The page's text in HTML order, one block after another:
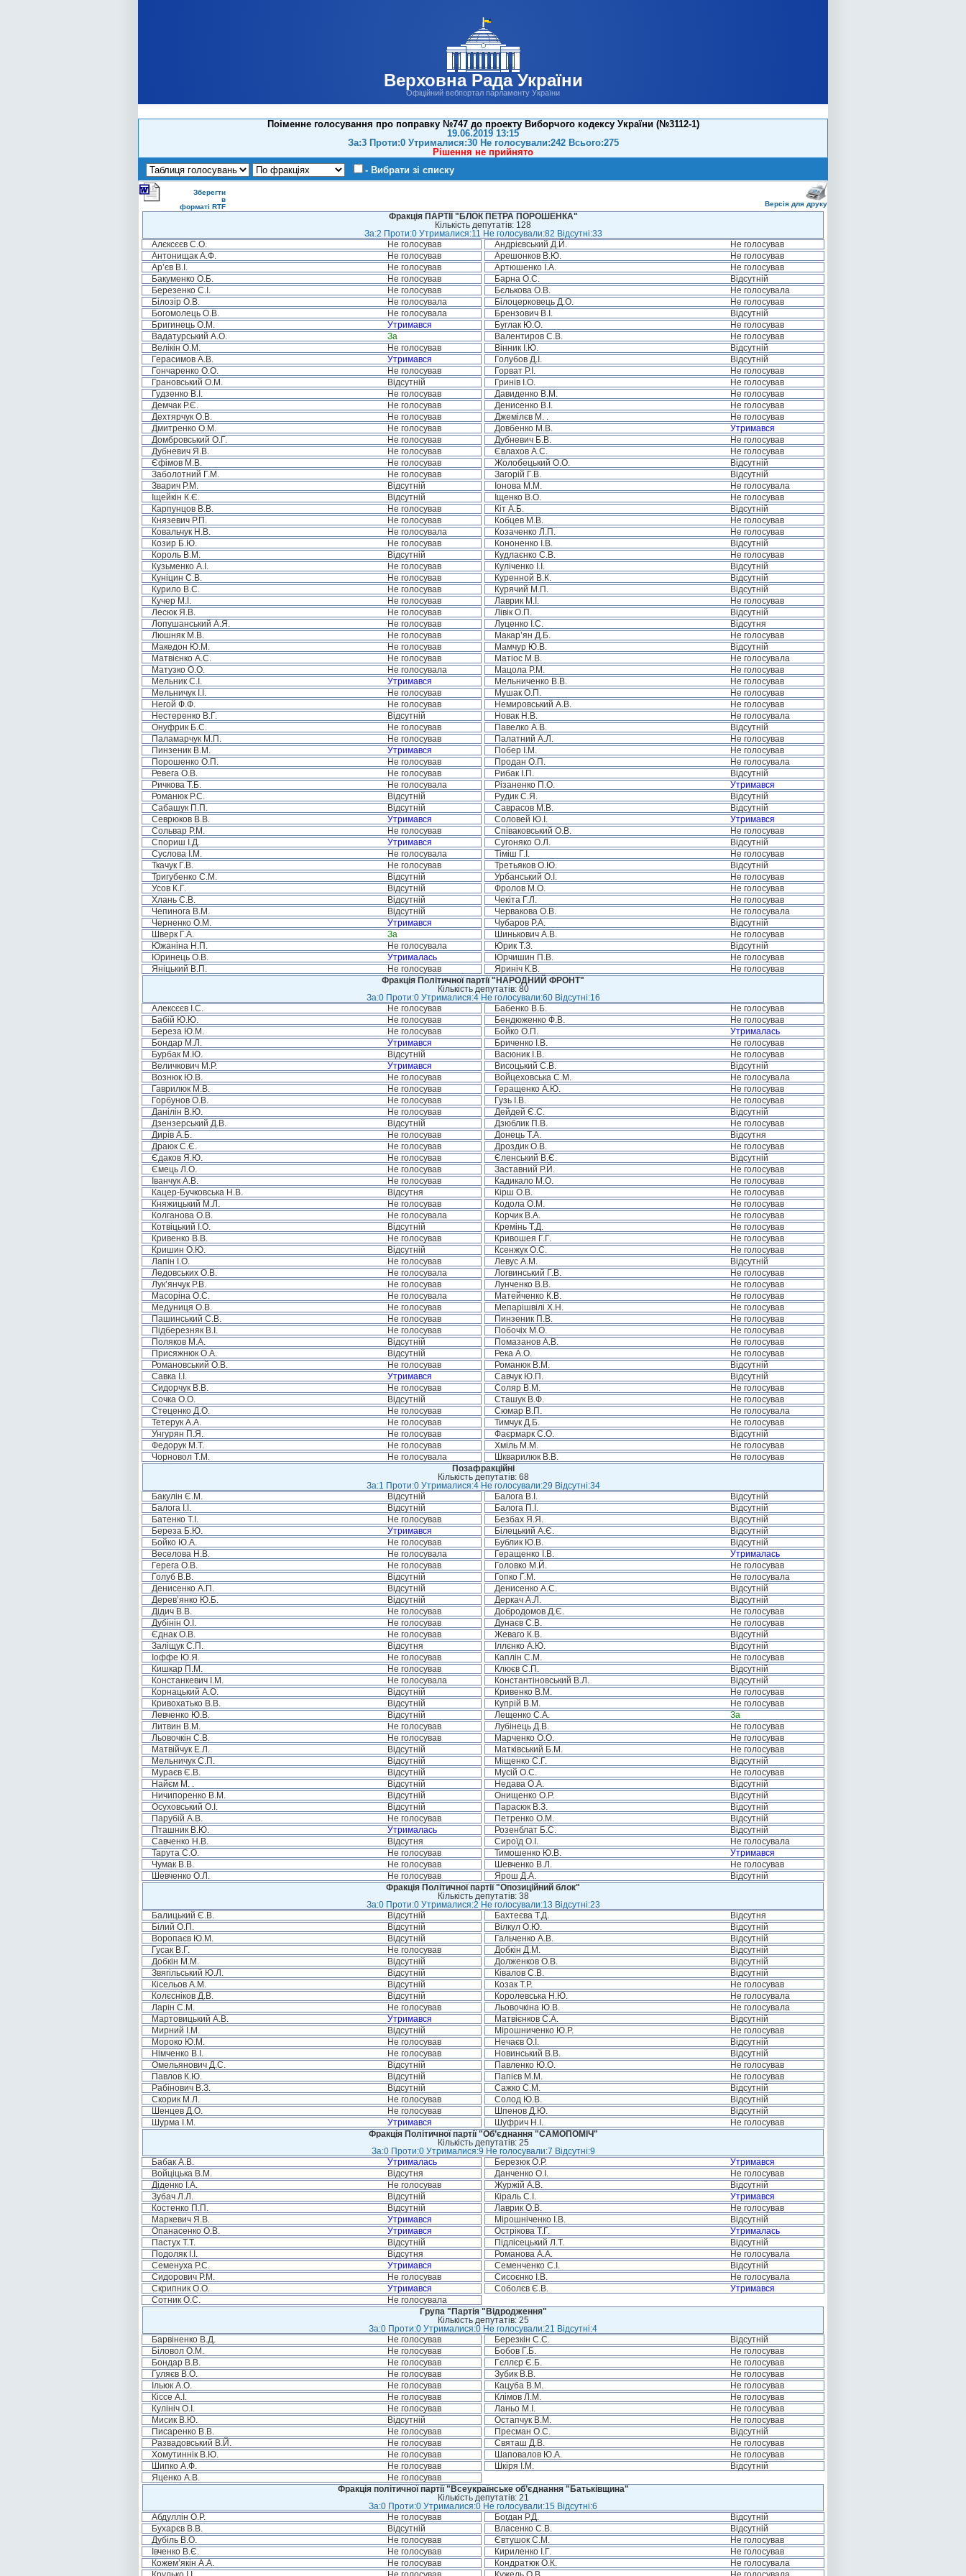
Верховна Рада України
Офіційний вебпортал парламенту України
Поіменне голосування про поправку №747 до проекту Виборчого кодексу України (№3112-1)
19.06.2019 13:15
За:3 Проти:0 Утрималися:30 Не голосували:242 Всього:275
Рішення не прийнято
- Вибрати зі списку
Зберегти
в
форматі RTF
Версія для друку
Фракція ПАРТІЇ "БЛОК ПЕТРА ПОРОШЕНКА"
Кількість депутатів: 128
За:2 Проти:0 Утрималися:11 Не голосували:82 Відсутні:33
Алєксєєв С.О.
Не голосував Андрієвський Д.Й.
Не голосував
Антонищак А.Ф.
Не голосував Арешонков В.Ю.
Не голосував
Ар’єв В.І.
Не голосував Артюшенко І.А.
Не голосував
Бакуменко О.Б.
Не голосував Барна О.С.
Відсутній
Березенко С.І.
Не голосував Бєлькова О.В.
Не голосувала
Білозір О.В.
Не голосувала Білоцерковець Д.О.
Не голосував
Богомолець О.В.
Не голосувала Брензович В.І.
Відсутній
Бригинець О.М.
Утримався Буглак Ю.О.
Не голосував
Вадатурський А.О.
За Валентиров С.В.
Не голосував
Велікін О.М.
Не голосував Вінник І.Ю.
Відсутній
Герасимов А.В.
Утримався Голубов Д.І.
Відсутній
Гончаренко О.О.
Не голосував Горват Р.І.
Не голосував
Грановський О.М.
Відсутній Гринів І.О.
Не голосував
Гудзенко В.І.
Не голосував Давиденко В.М.
Не голосував
Демчак Р.Є.
Не голосував Денисенко В.І.
Не голосував
Дехтярчук О.В.
Не голосував Джемілєв М. .
Не голосував
Дмитренко О.М.
Не голосував Довбенко М.В.
Утримався
Домбровський О.Г.
Не голосував Дубневич Б.В.
Не голосував
Дубневич Я.В.
Не голосував Євлахов А.С.
Не голосував
Єфімов М.В.
Не голосував Жолобецький О.О.
Відсутній
Заболотний Г.М.
Не голосував Загорій Г.В.
Відсутній
Зварич Р.М.
Відсутній Іонова М.М.
Не голосувала
Іщейкін К.Є.
Відсутній Іщенко В.О.
Не голосував
Карпунцов В.В.
Не голосував Кіт А.Б.
Відсутній
Князевич Р.П.
Не голосував Кобцев М.В.
Не голосував
Ковальчук Н.В.
Не голосувала Козаченко Л.П.
Не голосував
Козир Б.Ю.
Не голосував Кононенко І.В.
Відсутній
Король В.М.
Відсутній Кудлаєнко С.В.
Не голосував
Кузьменко А.І.
Не голосував Куліченко І.І.
Відсутній
Куніцин С.В.
Не голосував Куренной В.К.
Відсутній
Курило В.С.
Не голосував Курячий М.П.
Відсутній
Кучер М.І.
Не голосував Лаврик М.І.
Не голосував
Лесюк Я.В.
Не голосував Лівік О.П.
Відсутній
Лопушанський А.Я.
Не голосував Луценко І.С.
Відсутня
Люшняк М.В.
Не голосував Макар’ян Д.Б.
Не голосував
Македон Ю.М.
Не голосував Мамчур Ю.В.
Відсутній
Матвієнко А.С.
Не голосував Матіос М.В.
Не голосувала
Матузко О.О.
Не голосувала Мацола Р.М.
Не голосував
Мельник С.І.
Утримався Мельниченко В.В.
Не голосував
Мельничук І.І.
Не голосував Мушак О.П.
Не голосував
Негой Ф.Ф.
Не голосував Немировський А.В.
Не голосував
Нестеренко В.Г.
Відсутній Новак Н.В.
Не голосувала
Онуфрик Б.С.
Не голосував Павелко А.В.
Відсутній
Паламарчук М.П.
Не голосував Палатний А.Л.
Не голосував
Пинзеник В.М.
Утримався Побер І.М.
Не голосував
Порошенко О.П.
Не голосував Продан О.П.
Не голосувала
Ревега О.В.
Не голосував Рибак І.П.
Відсутній
Ричкова Т.Б.
Не голосувала Різаненко П.О.
Утримався
Романюк Р.С.
Відсутній Рудик С.Я.
Відсутній
Сабашук П.П.
Відсутній Саврасов М.В.
Відсутній
Севрюков В.В.
Утримався Соловей Ю.І.
Утримався
Сольвар Р.М.
Не голосував Співаковський О.В.
Не голосував
Спориш І.Д.
Утримався Сугоняко О.Л.
Відсутній
Суслова І.М.
Не голосувала Тіміш Г.І.
Не голосував
Ткачук Г.В.
Не голосував Третьяков О.Ю.
Відсутній
Тригубенко С.М.
Відсутній Урбанський О.І.
Не голосував
Усов К.Г.
Відсутній Фролов М.О.
Не голосував
Хлань С.В.
Відсутній Чекіта Г.Л.
Не голосував
Чепинога В.М.
Відсутній Червакова О.В.
Не голосувала
Черненко О.М.
Утримався Чубаров Р.А.
Відсутній
Шверк Г.А.
За Шинькович А.В.
Не голосував
Южаніна Н.П.
Не голосувала Юрик Т.З.
Відсутній
Юринець О.В.
Утрималась Юрчишин П.В.
Не голосував
Яніцький В.П.
Не голосував Яриніч К.В.
Не голосував
Фракція Політичної партії "НАРОДНИЙ ФРОНТ"
Кількість депутатів: 80
За:0 Проти:0 Утрималися:4 Не голосували:60 Відсутні:16
Алексєєв І.С.
Не голосував Бабенко В.Б.
Не голосував
Бабій Ю.Ю.
Не голосував Бендюженко Ф.В.
Не голосував
Береза Ю.М.
Не голосував Бойко О.П.
Утрималась
Бондар М.Л.
Утримався Бриченко І.В.
Не голосував
Бурбак М.Ю.
Відсутній Васюник І.В.
Не голосував
Величкович М.Р.
Утримався Висоцький С.В.
Відсутній
Вознюк Ю.В.
Не голосував Войцеховська С.М.
Не голосувала
Гаврилюк М.В.
Не голосував Геращенко А.Ю.
Не голосував
Горбунов О.В.
Не голосував Гузь І.В.
Не голосував
Данілін В.Ю.
Не голосував Дейдей Є.С.
Відсутній
Дзензерський Д.В.
Відсутній Дзюблик П.В.
Не голосував
Дирів А.Б.
Не голосував Донець Т.А.
Відсутня
Драюк С.Є.
Не голосував Дроздик О.В.
Не голосував
Єдаков Я.Ю.
Не голосував Єленський В.Є.
Відсутній
Ємець Л.О.
Не голосував Заставний Р.Й.
Не голосував
Іванчук А.В.
Не голосував Кадикало М.О.
Не голосував
Кацер-Бучковська Н.В.
Відсутня Кірш О.В.
Не голосував
Княжицький М.Л.
Не голосував Кодола О.М.
Не голосував
Колганова О.В.
Не голосувала Корчик В.А.
Не голосував
Котвіцький І.О.
Відсутній Кремінь Т.Д.
Не голосував
Кривенко В.В.
Не голосував Кривошея Г.Г.
Не голосував
Кришин О.Ю.
Відсутній Ксенжук О.С.
Не голосував
Лапін І.О.
Не голосував Левус А.М.
Відсутній
Ледовських О.В.
Не голосувала Логвинський Г.В.
Не голосував
Лук’янчук Р.В.
Не голосував Лунченко В.В.
Не голосував
Масоріна О.С.
Не голосувала Матейченко К.В.
Не голосував
Медуниця О.В.
Не голосував Мепарішвілі Х.Н.
Не голосував
Пашинський С.В.
Не голосував Пинзеник П.В.
Не голосував
Підберезняк В.І.
Не голосував Побочіх М.О.
Не голосував
Поляков М.А.
Відсутній Помазанов А.В.
Не голосував
Присяжнюк О.А.
Відсутній Река А.О.
Не голосував
Романовський О.В.
Не голосував Романюк В.М.
Відсутній
Савка І.І.
Утримався Савчук Ю.П.
Відсутній
Сидорчук В.В.
Не голосував Соляр В.М.
Не голосував
Сочка О.О.
Відсутній Сташук В.Ф.
Не голосував
Стеценко Д.О.
Не голосував Сюмар В.П.
Не голосувала
Тетерук А.А.
Не голосував Тимчук Д.Б.
Не голосував
Унгурян П.Я.
Не голосував Фаєрмарк С.О.
Відсутній
Федорук М.Т.
Не голосував Хміль М.М.
Не голосував
Чорновол Т.М.
Не голосувала Шкварилюк В.В.
Не голосував
Позафракційні
Кількість депутатів: 68
За:1 Проти:0 Утрималися:4 Не голосували:29 Відсутні:34
Бакулін Є.М.
Відсутній Балога В.І.
Відсутній
Балога І.І.
Відсутній Балога П.І.
Відсутній
Батенко Т.І.
Не голосував Безбах Я.Я.
Відсутній
Береза Б.Ю.
Утримався Білецький А.Є.
Відсутній
Бойко Ю.А.
Не голосував Бублик Ю.В.
Відсутній
Веселова Н.В.
Не голосувала Геращенко І.В.
Утрималась
Герега О.В.
Не голосував Головко М.Й.
Не голосував
Голуб В.В.
Відсутній Гопко Г.М.
Не голосувала
Денисенко А.П.
Відсутній Денисенко А.С.
Відсутній
Дерев’янко Ю.Б.
Відсутній Деркач А.Л.
Відсутній
Дідич В.В.
Не голосував Добродомов Д.Є.
Не голосував
Дубінін О.І.
Не голосував Дунаєв С.В.
Не голосував
Єднак О.В.
Не голосував Жеваго К.В.
Відсутній
Заліщук С.П.
Відсутня Іллєнко А.Ю.
Відсутній
Іоффе Ю.Я.
Не голосував Каплін С.М.
Не голосував
Кишкар П.М.
Не голосував Клюєв С.П.
Відсутній
Констанкевич І.М.
Не голосувала Константіновський В.Л.
Відсутній
Корнацький А.О.
Відсутній Кривенко В.М.
Не голосував
Кривохатько В.В.
Відсутній Купрій В.М.
Не голосував
Левченко Ю.В.
Відсутній Лещенко С.А.
За
Литвин В.М.
Не голосував Лубінець Д.В.
Не голосував
Льовочкін С.В.
Не голосував Марченко О.О.
Не голосував
Матвійчук Е.Л.
Відсутній Матківський Б.М.
Не голосував
Мельничук С.П.
Відсутній Міщенко С.Г.
Відсутній
Мураєв Є.В.
Відсутній Мусій О.С.
Не голосував
Найєм М. .
Відсутній Недава О.А.
Відсутній
Ничипоренко В.М.
Відсутній Онищенко О.Р.
Відсутній
Осуховський О.І.
Відсутній Парасюк В.З.
Відсутній
Парубій А.В.
Не голосував Петренко О.М.
Відсутній
Пташник В.Ю.
Утрималась Розенблат Б.С.
Відсутній
Савченко Н.В.
Відсутня Сироїд О.І.
Не голосувала
Тарута С.О.
Не голосував Тимошенко Ю.В.
Утримався
Чумак В.В.
Не голосував Шевченко В.Л.
Не голосував
Шевченко О.Л.
Не голосував Ярош Д.А.
Відсутній
Фракція Політичної партії "Опозиційний блок"
Кількість депутатів: 38
За:0 Проти:0 Утрималися:2 Не голосували:13 Відсутні:23
Балицький Є.В.
Відсутній Бахтеєва Т.Д.
Відсутня
Білий О.П.
Відсутній Вілкул О.Ю.
Відсутній
Воропаєв Ю.М.
Відсутній Гальченко А.В.
Відсутній
Гусак В.Г.
Не голосував Добкін Д.М.
Відсутній
Добкін М.М.
Відсутній Долженков О.В.
Відсутній
Звягільський Ю.Л.
Відсутній Ківалов С.В.
Відсутній
Кісельов А.М.
Відсутній Козак Т.Р.
Не голосував
Колєсніков Д.В.
Відсутній Королевська Н.Ю.
Не голосувала
Ларін С.М.
Не голосував Льовочкіна Ю.В.
Не голосувала
Мартовицький А.В.
Утримався Матвієнков С.А.
Відсутній
Мирний І.М.
Відсутній Мірошниченко Ю.Р.
Не голосував
Мороко Ю.М.
Не голосував Нечаєв О.І.
Відсутній
Німченко В.І.
Не голосував Новинський В.В.
Відсутній
Омельянович Д.С.
Відсутній Павленко Ю.О.
Не голосував
Павлов К.Ю.
Відсутній Папієв М.М.
Не голосував
Рабінович В.З.
Відсутній Сажко С.М.
Відсутній
Скорик М.Л.
Не голосував Солод Ю.В.
Відсутній
Шенцев Д.О.
Не голосував Шпенов Д.Ю.
Відсутній
Шурма І.М.
Утримався Шуфрич Н.І.
Не голосував
Фракція Політичної партії "Об’єднання "САМОПОМІЧ"
Кількість депутатів: 25
За:0 Проти:0 Утрималися:9 Не голосували:7 Відсутні:9
Бабак А.В.
Утрималась Березюк О.Р.
Утримався
Войціцька В.М.
Відсутня Данченко О.І.
Не голосував
Діденко І.А.
Не голосував Журжій А.В.
Відсутній
Зубач Л.Л.
Відсутній Кіраль С.І.
Утримався
Костенко П.П.
Відсутній Лаврик О.В.
Не голосував
Маркевич Я.В.
Утримався Мірошніченко І.В.
Відсутній
Опанасенко О.В.
Утримався Острікова Т.Г.
Утрималась
Пастух Т.Т.
Відсутній Підлісецький Л.Т.
Відсутній
Подоляк І.І.
Відсутня Романова А.А.
Не голосувала
Семенуха Р.С.
Утримався Семенченко С.І.
Відсутній
Сидорович Р.М.
Не голосував Сисоєнко І.В.
Не голосувала
Скрипник О.О.
Утримався Соболєв Є.В.
Утримався
Сотник О.С.
Не голосувала
Група "Партія "Відродження"
Кількість депутатів: 25
За:0 Проти:0 Утрималися:0 Не голосували:21 Відсутні:4
Барвіненко В.Д.
Не голосував Березкін С.С.
Відсутній
Біловол О.М.
Не голосував Бобов Г.Б.
Не голосував
Бондар В.В.
Не голосував Гєллєр Є.Б.
Не голосував
Гуляєв В.О.
Не голосував Зубик В.В.
Не голосував
Ільюк А.О.
Не голосував Кацуба В.М.
Не голосував
Кіссе А.І.
Не голосував Клімов Л.М.
Не голосував
Кулініч О.І.
Не голосував Ланьо М.І.
Не голосував
Мисик В.Ю.
Відсутній Остапчук В.М.
Не голосував
Писаренко В.В.
Не голосував Пресман О.С.
Відсутній
Развадовський В.Й.
Не голосував Святаш Д.В.
Не голосував
Хомутиннік В.Ю.
Не голосував Шаповалов Ю.А.
Не голосував
Шипко А.Ф.
Не голосував Шкіря І.М.
Відсутній
Яценко А.В.
Не голосував
Фракція політичної партії "Всеукраїнське об’єднання "Батьківщина"
Кількість депутатів: 21
За:0 Проти:0 Утрималися:0 Не голосували:15 Відсутні:6
Абдуллін О.Р.
Не голосував Богдан Р.Д.
Відсутній
Бухарєв В.В.
Відсутній Власенко С.В.
Відсутній
Дубіль В.О.
Не голосував Євтушок С.М.
Не голосував
Івченко В.Є.
Не голосував Кириленко І.Г.
Не голосував
Кожем’якін А.А.
Не голосував Кондратюк О.К.
Не голосувала